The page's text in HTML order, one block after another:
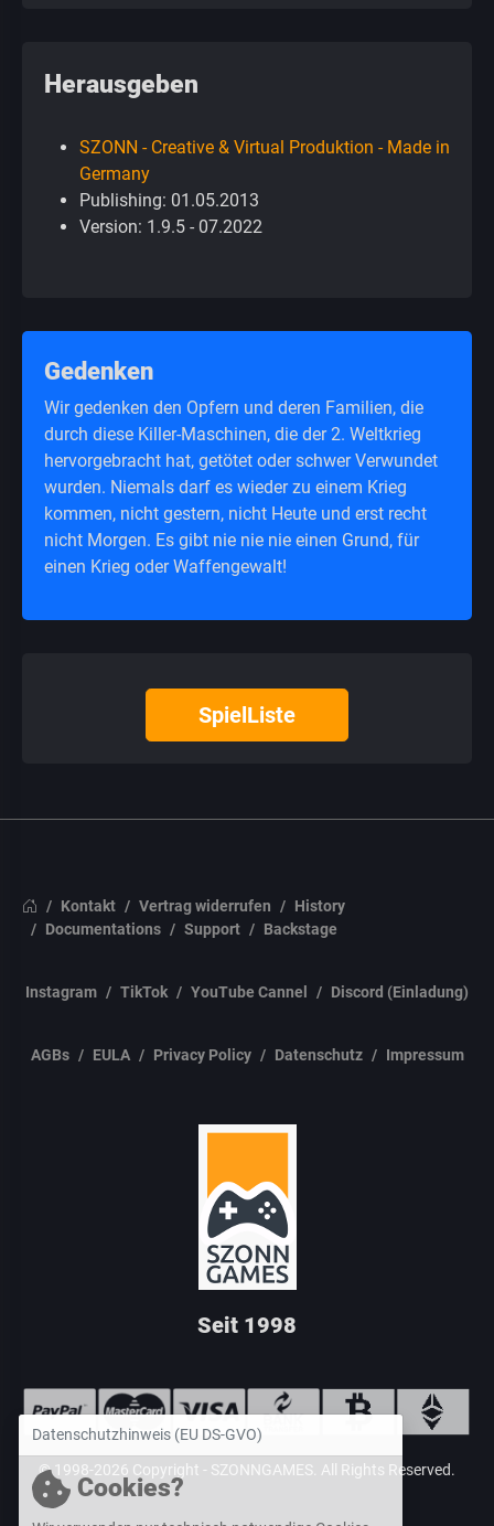
Herausgeben
SZONN - Creative & Virtual Produktion - Made in
Germany
Publishing: 01.05.2013
Version: 1.9.5 - 07.2022
Gedenken
Wir gedenken den Opfern und deren Familien, die
durch diese Killer-Maschinen, die der 2. Weltkrieg
hervorgebracht hat, getötet oder schwer Verwundet
wurden. Niemals darf es wieder zu einem Krieg
kommen, nicht gestern, nicht Heute und erst recht
nicht Morgen. Es gibt nie nie nie einen Grund, für
einen Krieg oder Waffengewalt!
SpielListe
Kontakt Vertrag widerrufen
History
Documentations
Support Backstage
Instagram TikTok YouTube Cannel Discord (Einladung)
AGBs EULA Privacy Policy Datenschutz Impressum
Seit 1998
© 1998-2026 Copyright - SZONNGAMES . All Rights Reserved.
Datenschutzhinweis (EU DS-GVO)
Cookies?